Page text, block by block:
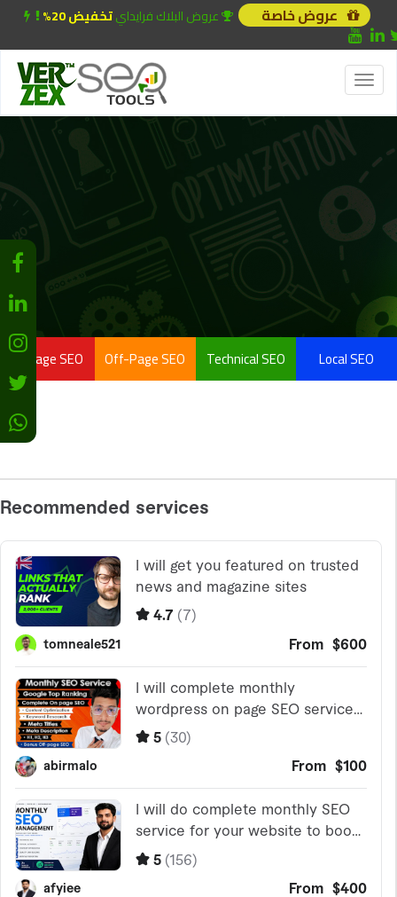
عروض خاصة عروض البلاك فرايدايتخفيض 20%
Toggle
navigation
On-Page SEO Off-Page SEO Technical SEO Local SEO